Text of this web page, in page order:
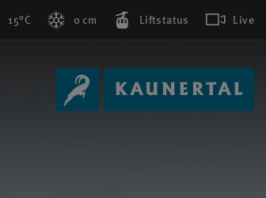
15°C 0 cm Liftstatus Live